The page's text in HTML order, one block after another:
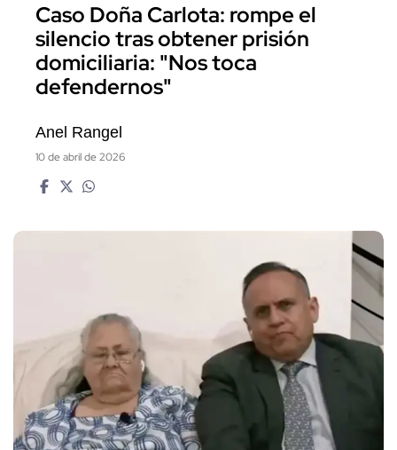
Caso Doña Carlota: rompe el
silencio tras obtener prisión
domiciliaria: "Nos toca
defendernos"
Anel Rangel
10 de abril de 2026